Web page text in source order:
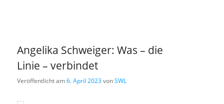
Angelika Schweiger: Was – die
Linie – verbindet
Veröffentlicht am6. April 2023vonSWL